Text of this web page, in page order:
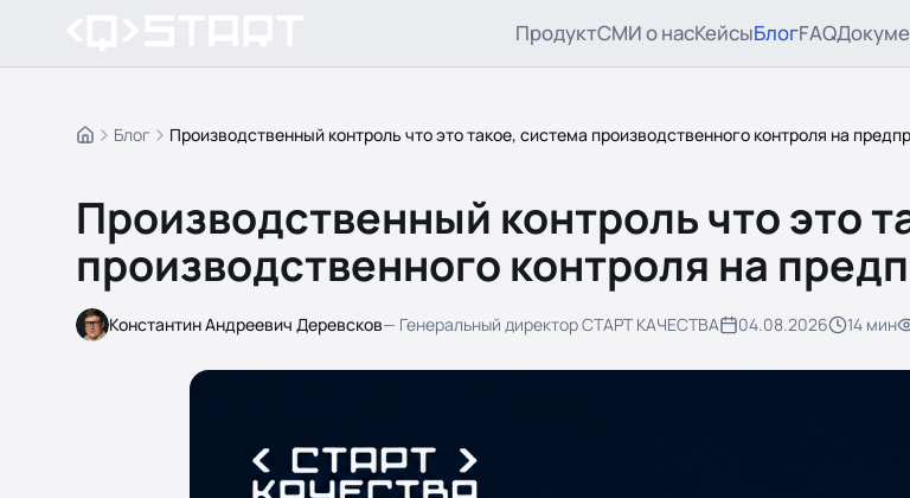
ПродуктСМИ о насКейсыБлогFAQ
Главная
Блог Производственный контроль что это такое, система производственного контроля на
Производственный контроль что это
производственного контроля на
Константин Андреевич Деревсков— Генеральный директор СТАРТ КАЧЕСТВА 04.08.2026 14 мин